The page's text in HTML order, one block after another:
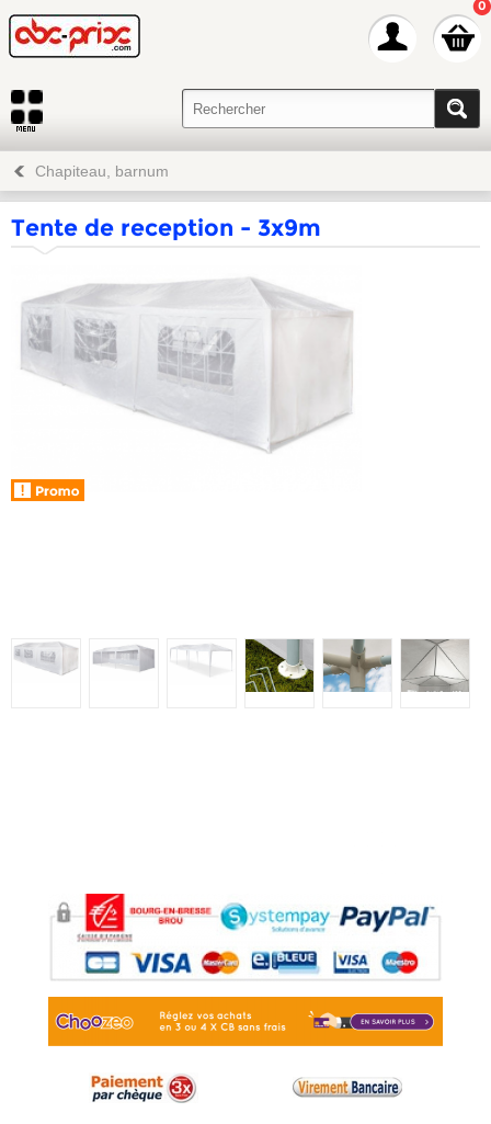
0
Chapiteau, barnum
Tente de reception - 3x9m